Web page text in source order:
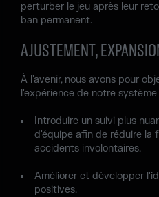
perturber le jeu après leur
ban permanent.
AJUSTEMENT,
À l'avenir, nous avons pour
l'expérience de notre
Introduire un suivi plus
d'équipe afin de réduire la
accidents involontaires.
Améliorer et développer
positives.